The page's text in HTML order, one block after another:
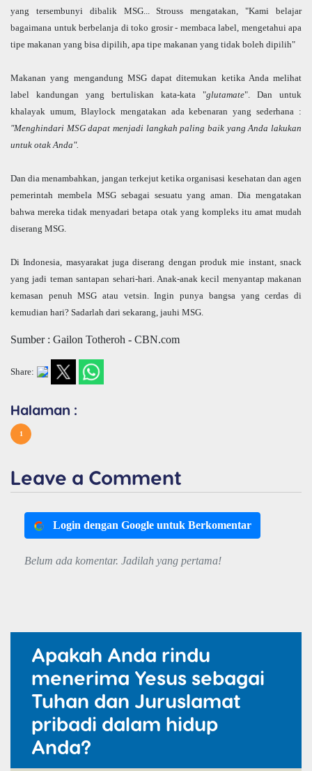
yang tersembunyi dibalik MSG... Strouss mengatakan, "Kami belajar
bagaimana untuk berbelanja di toko grosir - membaca label, mengetahui apa
tipe makanan yang bisa dipilih, apa tipe makanan yang tidak boleh dipilih"
Makanan yang mengandung MSG dapat ditemukan ketika Anda melihat
label kandungan yang bertuliskan kata-kata "glutamate". Dan untuk
khalayak umum, Blaylock mengatakan ada kebenaran yang sederhana :
"Menghindari MSG dapat menjadi langkah paling baik yang Anda lakukan
untuk otak Anda".
Dan dia menambahkan, jangan terkejut ketika organisasi kesehatan dan agen
pemerintah membela MSG sebagai sesuatu yang aman. Dia mengatakan
bahwa mereka tidak menyadari betapa otak yang kompleks itu amat mudah
diserang MSG.
Di Indonesia, masyarakat juga diserang dengan produk mie instant, snack
yang jadi teman santapan sehari-hari. Anak-anak kecil menyantap makanan
kemasan penuh MSG atau vetsin. Ingin punya bangsa yang cerdas di
kemudian hari? Sadarlah dari sekarang, jauhi MSG.
Sumber : Gailon Totheroh - CBN.com
Share:
Halaman :
1
Leave a Comment
Login dengan Google untuk Berkomentar
Belum ada komentar. Jadilah yang pertama!
Apakah Anda rindu
menerima Yesus sebagai
Tuhan dan Juruslamat
pribadi dalam hidup
Anda?